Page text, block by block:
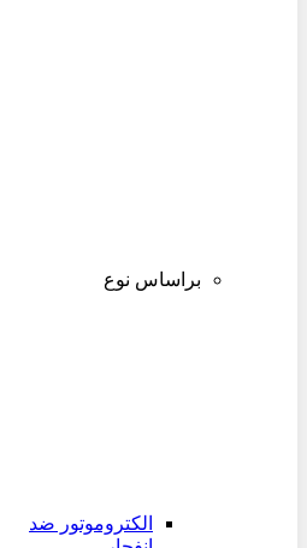
براساس نوع
الکتروموتور ضد